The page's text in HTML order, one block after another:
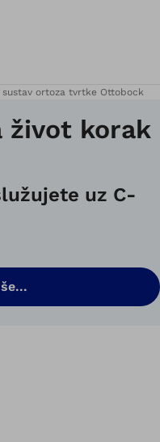
ortoza tvrtke Ottobock
život korak
uz C-